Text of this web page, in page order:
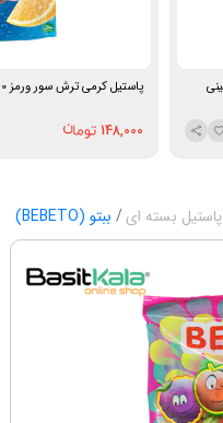
پاستیل کرمی ترش سور ورمز 60 گرم ببتو
148,000
پاستیل بسته ای ببتو (BEBETO)